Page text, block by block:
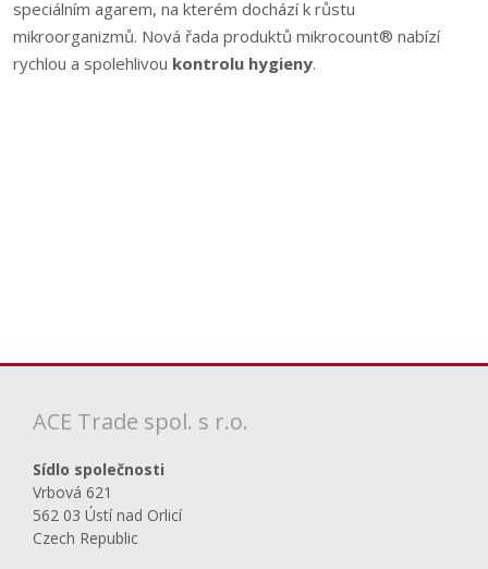
speciálním agarem, na kterém dochází k růstu
mikroorganizmů. Nová řada produktů mikrocount® nabízí
rychlou a spolehlivou kontrolu hygieny.
ACE Trade spol. s r.o.
Sídlo společnosti
Vrbová 621
562 03 Ústí nad Orlicí
Czech Republic